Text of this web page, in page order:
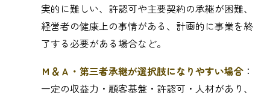
実的に難しい、許認可や主要契約の承継が困難、
経営者の健康上の事情がある、計画的に事業を終
了する必要がある場合など。
Ｍ＆Ａ・第三者承継が選択肢になりやすい場合 ：
一定の収益力・顧客基盤・許認可・人材があり、